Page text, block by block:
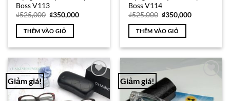
Boss V113
₫525,000 Giá
là:
₫525,000.
₫350,000Giá
THÊM VÀO GIỎ
Boss V114
₫525,000 Giá
là:
₫525,000.
₫350,000Giá
THÊM VÀO GIỎ
Giảm giá!
Add to
Wishlist
Giảm giá!